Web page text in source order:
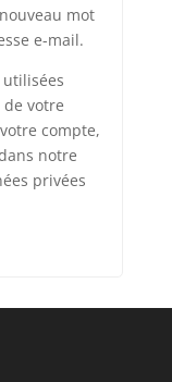
mot
e-mail.
votre
compte,
notre
privées